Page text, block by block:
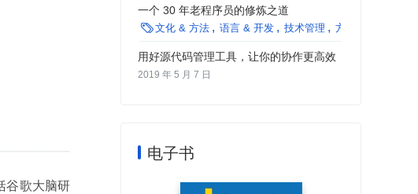
谷歌大脑研
一个 30 年老程序员的修炼之道
文化 & 方法 语言 & 开发 技术管理 方法论
用好源代码管理工具，让你的协作更高效
2019 年 5 月 7 日
电子书